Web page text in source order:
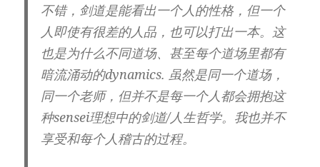
不错，剑道是能看出一个人的性格，但一个
人即使有很差的人品，也可以打出一本。这
也是为什么不同道场、甚至每个道场里都有
暗流涌动的dynamics. 虽然是同一个道场，
同一个老师，但并不是每一个人都会拥抱这
种sensei理想中的剑道/人生哲学。我也并不
享受和每个人稽古的过程。